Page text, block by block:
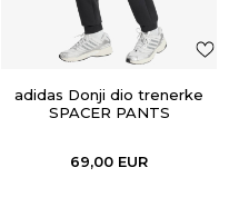
adidas Donji dio trenerke
SPACER PANTS
69,00 EUR